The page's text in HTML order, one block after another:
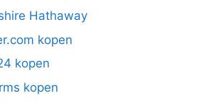
Hathaway
kopen
kopen
kopen